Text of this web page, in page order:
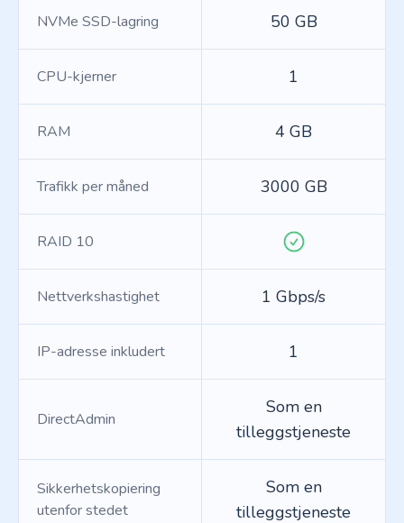
NVMe SSD-lagring 50 GB
CPU-kjerner 1
RAM 4 GB
Trafikk per måned 3000 GB
RAID 10
Nettverkshastighet 1 Gbps/s
IP-adresse inkludert 1
DirectAdmin
Som en
tilleggstjeneste
Sikkerhetskopiering
utenfor stedet
Som en
tilleggstjeneste